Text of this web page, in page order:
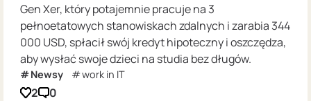
Gen Xer, który potajemnie pracuje na 3
pełnoetatowych stanowiskach zdalnych i zarabia 344
000 USD, spłacił swój kredyt hipoteczny i oszczędza,
aby wysłać swoje dzieci na studia bez długów.
Newsy work in IT
2 0